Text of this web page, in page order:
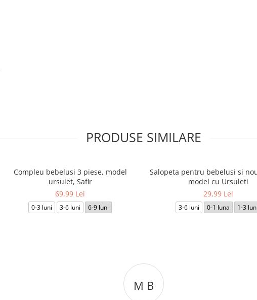
PRODUSE SIMILARE
Compleu bebelusi 3 piese, model
ursulet, Safir
69,99 Lei
0-3 luni 3-6 luni 6-9 luni
Salopeta pentru bebelusi si
model cu Ursuleti
29,99 Lei
3-6 luni 0-1 luna 1-3 luni
M B